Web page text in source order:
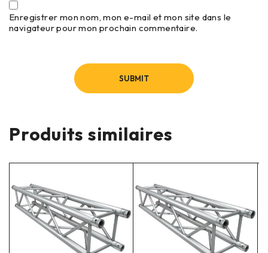
Enregistrer mon nom, mon e-mail et mon site dans le
navigateur pour mon prochain commentaire.
Produits similaires